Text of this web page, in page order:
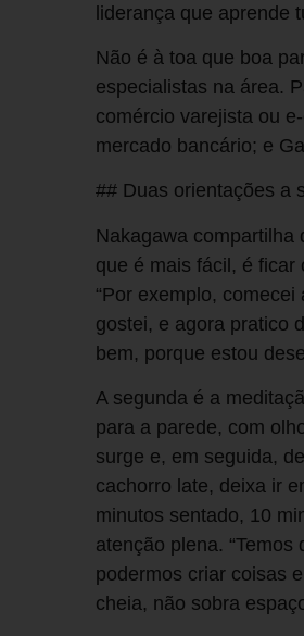
liderança que aprende
Não é à toa que boa
especialistas na área.
comércio varejista ou
mercado bancário; e
## Duas orientações a
Nakagawa compartilha
que é mais fácil, é ficar
“Por exemplo,
gostei, e agora pratico
bem, porque estou
A segunda é a
para a parede, com
surge e, em seguida,
cachorro late, deixa ir
minutos sentado, 10
atenção plena.
podermos criar coisas
cheia, não sobra